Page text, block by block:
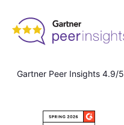
Gartner Peer Insights 4.9/5